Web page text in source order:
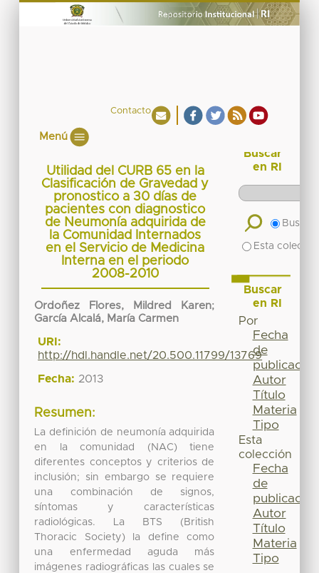
Contacto
Menú
Utilidad del CURB 65 en la
Clasificación de Gravedad y
pronostico a 30 días de
pacientes con diagnostico
de Neumonía adquirida de
la Comunidad Internados
en el Servicio de Medicina
Interna en el periodo
2008-2010
Ordoñez Flores, Mildred Karen;
García Alcalá, María Carmen
URI:
http://hdl.handle.net/20.500.11799/13769
Fecha: 2013
Resumen:
La definición de neumonía adquirida
en la comunidad (NAC) tiene
diferentes conceptos y criterios de
inclusión; sin embargo se requiere
una combinación de signos,
síntomas y características
radiológicas. La BTS (British
Thoracic Society) la define como
una enfermedad aguda más
imágenes radiográficas las cuales se
Buscar
en RI
Buscar
Esta
Buscar
en RI
Por
Fecha
de
publicación
Autor
Título
Materia
Tipo
Esta
colección
Fecha
de
publicación
Autor
Título
Materia
Tipo